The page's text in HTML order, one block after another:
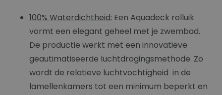
100% Waterdichtheid: Een Aquadeck rolluik
vormt een elegant geheel met je zwembad.
De productie werkt met een innovatieve
geautimatiseerde luchtdrogingsmethode. Zo
wordt de relatieve luchtvochtigheid in de
lamellenkamers tot een minimum beperkt en